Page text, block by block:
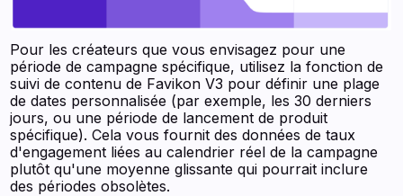
Pour les créateurs que vous envisagez pour une
période de campagne spécifique, utilisez la fonction de
suivi de contenu de Favikon V3 pour définir une plage
de dates personnalisée (par exemple, les 30 derniers
jours, ou une période de lancement de produit
spécifique). Cela vous fournit des données de taux
d'engagement liées au calendrier réel de la campagne
plutôt qu'une moyenne glissante qui pourrait inclure
des périodes obsolètes.